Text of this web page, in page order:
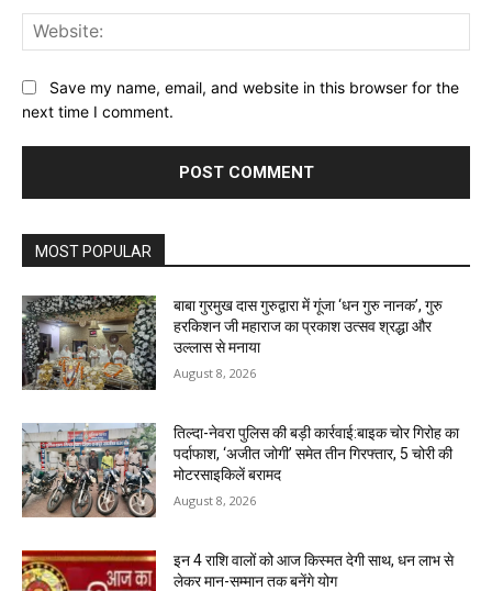
Save my name, email, and website in this browser for the
next time I comment.
MOST POPULAR
बाबा गुरमुख दास गुरुद्वारा में गूंजा ‘धन गुरु नानक’, गुरु
हरकिशन जी महाराज का प्रकाश उत्सव श्रद्धा और
उल्लास से मनाया
August 8, 2026
तिल्दा-नेवरा पुलिस की बड़ी कार्रवाई:बाइक चोर गिरोह का
पर्दाफाश, ‘अजीत जोगी’ समेत तीन गिरफ्तार, 5 चोरी की
मोटरसाइकिलें बरामद
August 8, 2026
इन 4 राशि वालों को आज किस्मत देगी साथ, धन लाभ से
लेकर मान-सम्मान तक बनेंगे योग